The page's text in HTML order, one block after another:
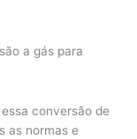
a gás para
conversão de
as normas e